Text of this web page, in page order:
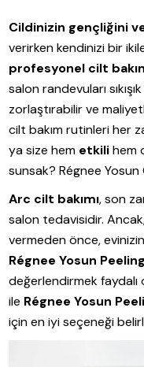
Cildinizin gençliğini ve
verirken kendinizi bir
profesyonel cilt
salon randevuları
zorlaştırabilir ve
cilt bakım rutinleri her
ya size hem etkilihem
sunsak? Régnee Yosun
Arc cilt bakımı, son
salon tedavisidir.
vermeden önce,
Régnee Yosun
değerlendirmek faydalı
ile Régnee Yosun
için en iyi seçeneği